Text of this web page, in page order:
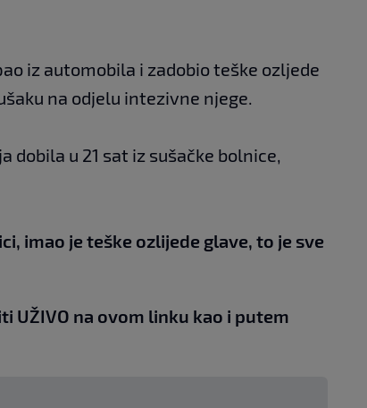
iz automobila i zadobio teške ozljede
na odjelu intezivne njege.
u 21 sat iz sušačke bolnice,
imao je teške ozlijede glave, to je sve
UŽIVO na ovom linku kao i putem